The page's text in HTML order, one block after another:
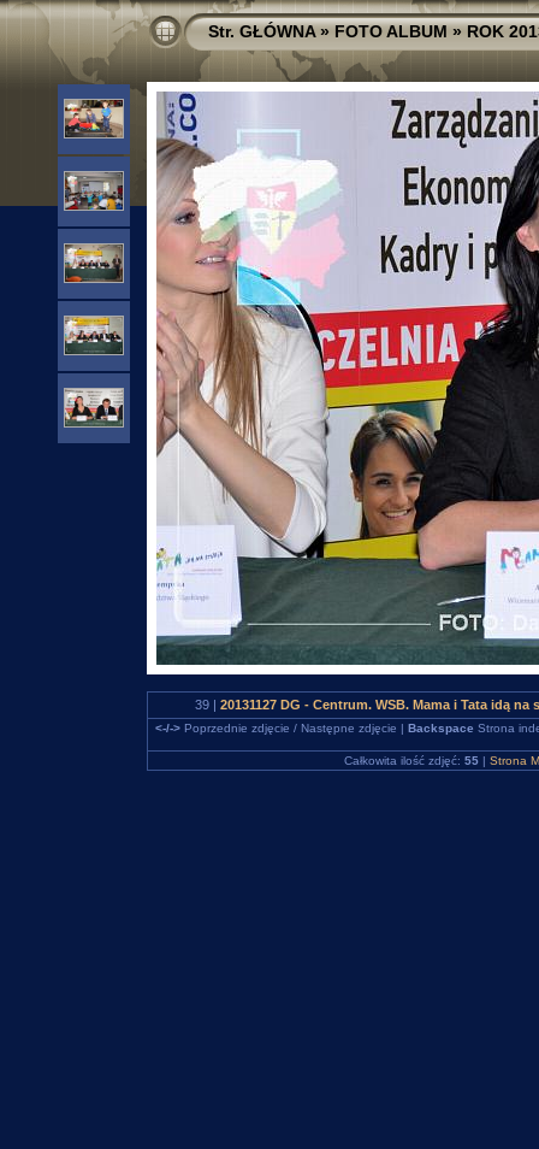
Str. GŁÓWNA»FOTO ALBUM»ROK
39 | 20131127 DG - Centrum. WSB. Mama i Tata idą
<-/->Poprzednie zdjęcie / Następne zdjęcie | Backspace Strona
Całkowita ilość zdjęć: 55 | Strona